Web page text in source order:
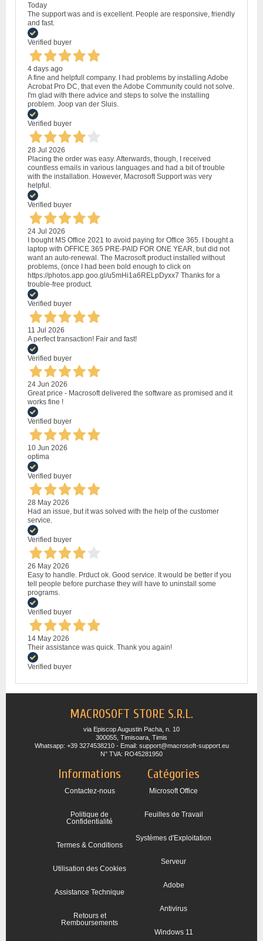
Today
The support was and is excellent. People are responsive, friendly
and fast.
Verified buyer
4 days ago
A fine and helpfull company. I had problems by installing Adobe
Acrobat Pro DC, that even the Adobe Community could not solve.
I'm glad with there advice and steps to solve the installing
problem. Joop van der Sluis.
Verified buyer
28 Jul 2026
Placing the order was easy. Afterwards, though, I received
countless emails in various languages and had a bit of trouble
with the installation. However, Macrosoft Support was very
helpful.
Verified buyer
24 Jul 2026
I bought MS Office 2021 to avoid paying for Office 365. I bought a
laptop with OFFICE 365 PRE-PAID FOR ONE YEAR, but did not
want an auto-renewal. The Macrosoft product installed without
problems, (once I had been bold enough to click on
https://photos.app.goo.gl/u5mHi1a6RELpDyxx7 Thanks for a
trouble-free product.
Verified buyer
11 Jul 2026
A perfect transaction! Fair and fast!
Verified buyer
24 Jun 2026
Great price - Macrosoft delivered the software as promised and it
works fine !
Verified buyer
10 Jun 2026
optima
Verified buyer
28 May 2026
Had an issue, but it was solved with the help of the customer
service.
Verified buyer
26 May 2026
Easy to handle. Prduct ok. Good service. It would be better if you
tell people before purchase they will have to uninstall some
programs.
Verified buyer
14 May 2026
Their assistance was quick. Thank you again!
Verified buyer
MACROSOFT STORE S.R.L.
via Episcop Augustin Pacha, n. 10
300055, Timisoara, Timis
Whatsapp: +39 3274538210 - Email: support@macrosoft-support.eu
N° TVA: RO45281950
Informations
Contactez-nous
Politique de
Confidentialité
Termes & Conditions
Utilisation des Cookies
Assistance Technique
Retours et
Remboursements
Catégories
Microsoft Office
Feuilles de Travail
Systèmes d'Exploitation
Serveur
Adobe
Antivirus
Windows 11